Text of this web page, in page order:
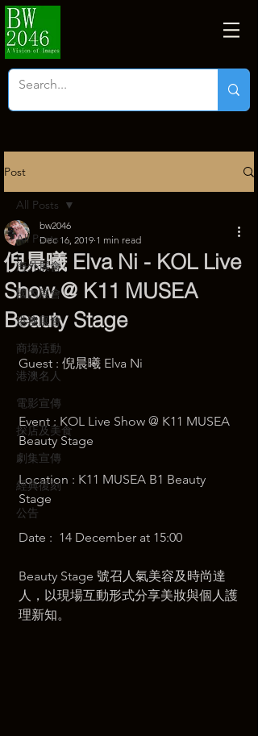
Post
All Posts
海外展會
國內展會
港澳展會
商塲活動
港澳名人
電影宣傳
探店及美食
劇集宣傳
經典復刻
公告
All Posts
倪晨曦 Elva Ni - KOL Live
Show @ K11 MUSEA
Beauty Stage
bw2046
Dec 16, 2019 1 min read
Guest : 倪晨曦 Elva Ni
Event : KOL Live Show @ K11 MUSEA
Beauty Stage
Location : K11 MUSEA B1 Beauty
Stage
Date :  14 December at 15:00
Beauty Stage 號召人氣美容及時尚達
人，以現場互動形式分享美妝與個人護
理新知。